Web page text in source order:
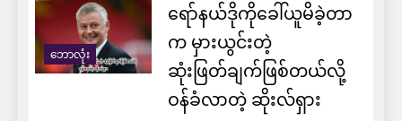
ဘောလုံး
ရော်နယ်ဒိုကိုခေါ်ယူမိခဲ့တာ
က မှားယွင်းတဲ့
ဆုံးဖြတ်ချက်ဖြစ်တယ်လို့
ဝန်ခံလာတဲ့ ဆိုးလ်ရှား